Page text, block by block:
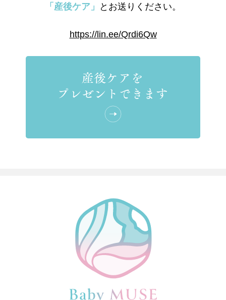
「産後ケア」
とお送りください。
https://lin.ee/Qrdi6Qw